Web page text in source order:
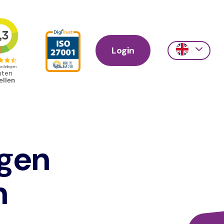
Login
Action